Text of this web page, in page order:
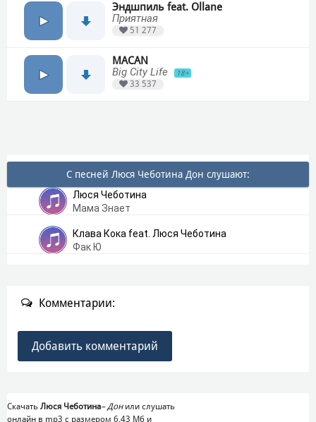
Эндшпиль feat. Ollane
Приятная
51 277
MACAN
Big City Life
18+
33 537
С песней Люся Чеботина Дон слушают:
Люся Чеботина
Мама Знает
Клава Кока feat. Люся Чеботина
Фак Ю
Комментарии:
Добавить комментарий
Скачать Люся Чеботина– Донили слушать
онлайн в mp3 с размером 6,43 Mб и